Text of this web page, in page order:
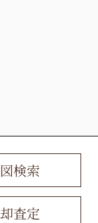
検索
査定